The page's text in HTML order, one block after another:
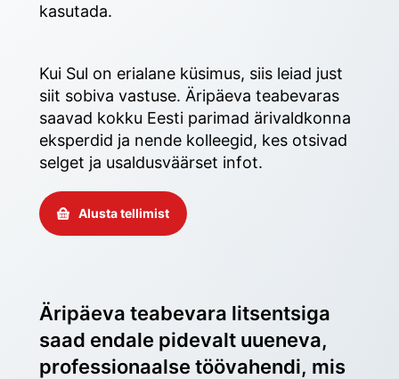
kasutada.
Kui Sul on erialane küsimus, siis leiad just
siit sobiva vastuse. Äripäeva teabevaras
saavad kokku Eesti parimad ärivaldkonna
eksperdid ja nende kolleegid, kes otsivad
selget ja usaldusväärset infot.
Alusta tellimist
Äripäeva teabevara litsentsiga
saad endale pidevalt uueneva,
professionaalse töövahendi, mis